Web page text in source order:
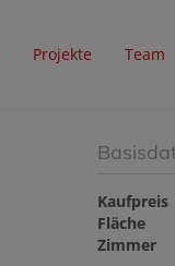
Projekte Team
Kaufpreis
Fläche
Zimmer